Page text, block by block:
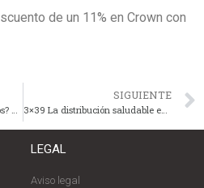
de un 11% en Crown con
SIGUIENTE
3×39 La distribución saludable en el plato: los secretos que las nutricionistas no quieren que sepas
LEGAL
Aviso legal